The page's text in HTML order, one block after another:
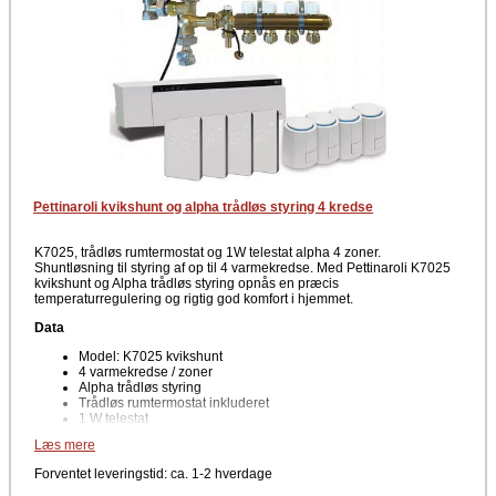
Pettinaroli kvikshunt og alpha trådløs styring 4 kredse
K7025, trådløs rumtermostat og 1W telestat alpha 4 zoner.
Shuntløsning til styring af op til 4 varmekredse. Med Pettinaroli K7025
kvikshunt og Alpha trådløs styring opnås en præcis
temperaturregulering og rigtig god komfort i hjemmet.
Data
Model: K7025 kvikshunt
4 varmekredse / zoner
Alpha trådløs styring
Trådløs rumtermostat inkluderet
1 W telestat
Velegnet til gulvvarme og lavtemperaturanlæg. Nem at integrere i
Læs mere
Forventet leveringstid: ca. 1-2 hverdage